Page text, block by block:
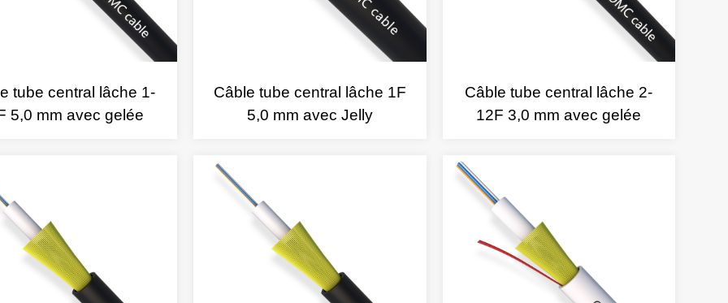
tube central lâche 1-
5,0 mm avec gelée
Câble tube central lâche 1F
5,0 mm avec Jelly
Câble tube central lâche 2-
12F 3,0 mm avec gelée